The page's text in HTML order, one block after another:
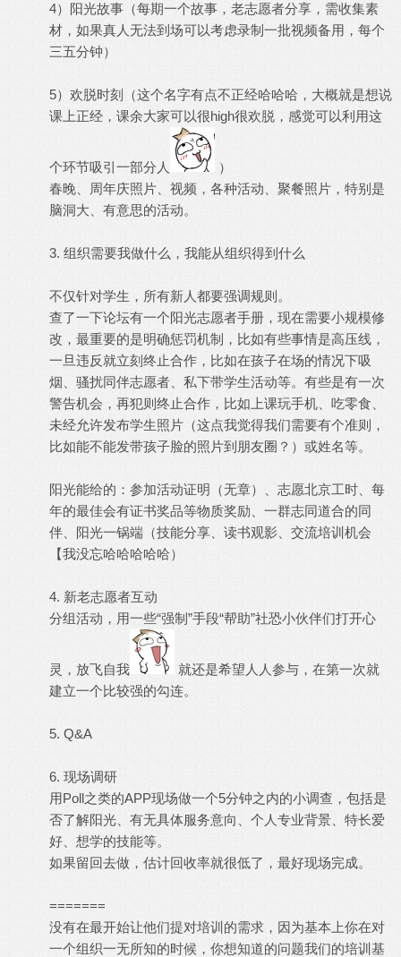
4）阳光故事（每期一个故事，老志愿者分享，需收集素
材，如果真人无法到场可以考虑录制一批视频备用，每个
三五分钟）
5）欢脱时刻（这个名字有点不正经哈哈哈，大概就是想说
课上正经，课余大家可以很high很欢脱，感觉可以利用这
个环节吸引一部分人
）
春晚、周年庆照片、视频，各种活动、聚餐照片，特别是
脑洞大、有意思的活动。
3. 组织需要我做什么，我能从组织得到什么
不仅针对学生，所有新人都要强调规则。
查了一下论坛有一个阳光志愿者手册，现在需要小规模修
改，最重要的是明确惩罚机制，比如有些事情是高压线，
一旦违反就立刻终止合作，比如在孩子在场的情况下吸
烟、骚扰同伴志愿者、私下带学生活动等。有些是有一次
警告机会，再犯则终止合作，比如上课玩手机、吃零食、
未经允许发布学生照片（这点我觉得我们需要有个准则，
比如能不能发带孩子脸的照片到朋友圈？）或姓名等。
阳光能给的：参加活动证明（无章）、志愿北京工时、每
年的最佳会有证书奖品等物质奖励、一群志同道合的同
伴、阳光一锅端（技能分享、读书观影、交流培训机会
【我没忘哈哈哈哈哈）
4. 新老志愿者互动
分组活动，用一些“强制”手段“帮助”社恐小伙伴们打开心
灵，放飞自我
就还是希望人人参与，在第一次就
建立一个比较强的勾连。
5. Q&A
6. 现场调研
用Poll之类的APP现场做一个5分钟之内的小调查，包括是
否了解阳光、有无具体服务意向、个人专业背景、特长爱
好、想学的技能等。
如果留回去做，估计回收率就很低了，最好现场完成。
=======
没有在最开始让他们提对培训的需求，因为基本上你在对
一个组织一无所知的时候，你想知道的问题我们的培训基